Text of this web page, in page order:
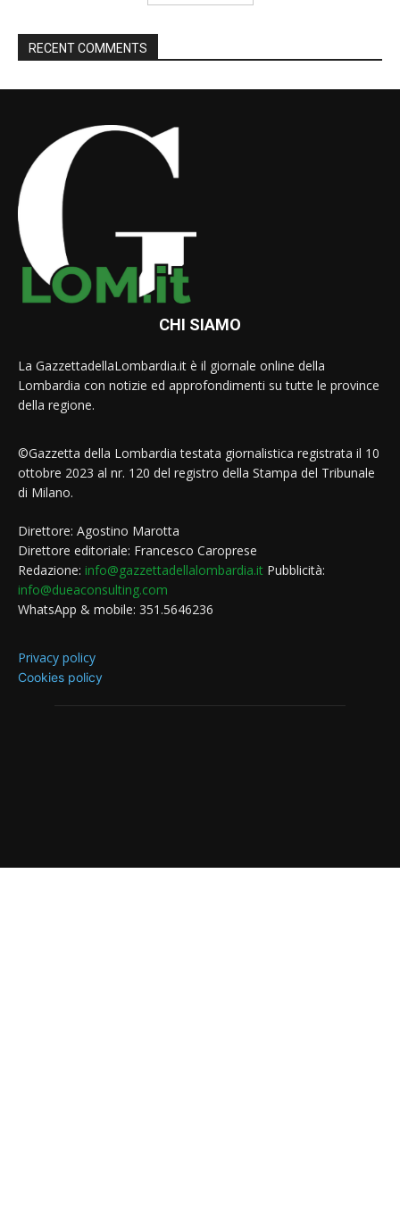
RECENT COMMENTS
CHI SIAMO
La GazzettadellaLombardia.it è il giornale online della
Lombardia con notizie ed approfondimenti su tutte le province
della regione.
©Gazzetta della Lombardia testata giornalistica registrata il 10
ottobre 2023 al nr. 120 del registro della Stampa del Tribunale
di Milano.
Direttore: Agostino Marotta
Direttore editoriale: Francesco Caroprese
Redazione: info@gazzettadellalombardia.it Pubblicità:
info@dueaconsulting.com
WhatsApp & mobile: 351.5646236
Privacy policy
Cookies policy